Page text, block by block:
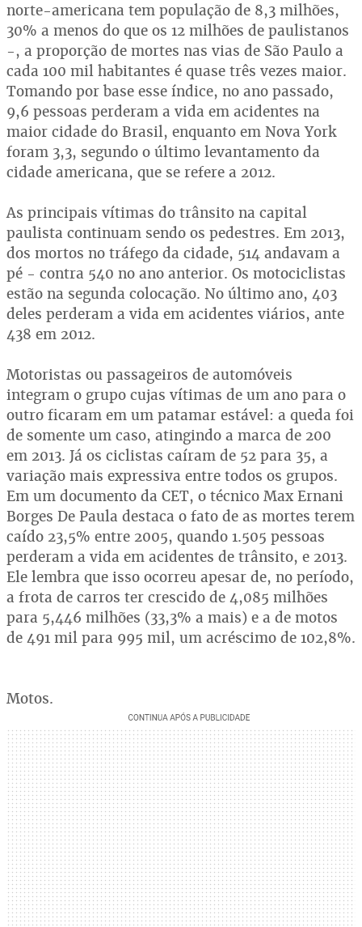
norte-americana tem população de 8,3 milhões,
30% a menos do que os 12 milhões de paulistanos
-, a proporção de mortes nas vias de São Paulo a
cada 100 mil habitantes é quase três vezes maior.
Tomando por base esse índice, no ano passado,
9,6 pessoas perderam a vida em acidentes na
maior cidade do Brasil, enquanto em Nova York
foram 3,3, segundo o último levantamento da
cidade americana, que se refere a 2012.
As principais vítimas do trânsito na capital
paulista continuam sendo os pedestres. Em 2013,
dos mortos no tráfego da cidade, 514 andavam a
pé - contra 540 no ano anterior. Os motociclistas
estão na segunda colocação. No último ano, 403
deles perderam a vida em acidentes viários, ante
438 em 2012.
Motoristas ou passageiros de automóveis
integram o grupo cujas vítimas de um ano para o
outro ficaram em um patamar estável: a queda foi
de somente um caso, atingindo a marca de 200
em 2013. Já os ciclistas caíram de 52 para 35, a
variação mais expressiva entre todos os grupos.
Em um documento da CET, o técnico Max Ernani
Borges De Paula destaca o fato de as mortes terem
caído 23,5% entre 2005, quando 1.505 pessoas
perderam a vida em acidentes de trânsito, e 2013.
Ele lembra que isso ocorreu apesar de, no período,
a frota de carros ter crescido de 4,085 milhões
para 5,446 milhões (33,3% a mais) e a de motos
de 491 mil para 995 mil, um acréscimo de 102,8%.
Motos.